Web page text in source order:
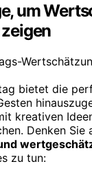
um
bietet die
kreativen
Denken Sie
zu tun: